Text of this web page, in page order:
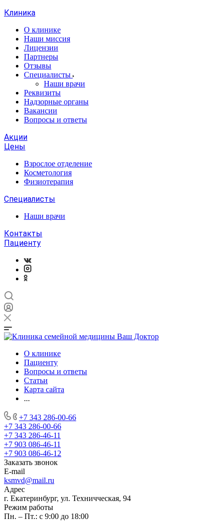
Клиника
О клинике
Наши миссия
Лицензии
Партнеры
Отзывы
Специалисты
Наши врачи
Реквизиты
Надзорные органы
Вакансии
Вопросы и ответы
Акции
Цены
Взрослое отделение
Косметология
Физиотерапия
Специалисты
Наши врачи
Контакты
Пациенту
О клинике
Пациенту
Вопросы и ответы
Статьи
Карта сайта
...
+7 343 286-00-66
+7 343 286-00-66
+7 343 286-46-11
+7 903 086-46-11
+7 903 086-46-12
Заказать звонок
E-mail
ksmvd@mail.ru
Адрес
г. Екатеринбург, ул. Техничческая, 94
Режим работы
Пн. – Пт.: с 9:00 до 18:00